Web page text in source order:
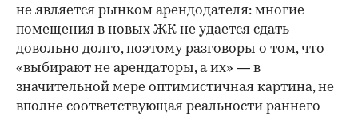
не является рынком арендодателя: многие
помещения в новых ЖК не удается сдать
довольно долго, поэтому разговоры о том, что
«выбирают не арендаторы, а их» — в
значительной мере оптимистичная картина, не
вполне соответствующая реальности раннего